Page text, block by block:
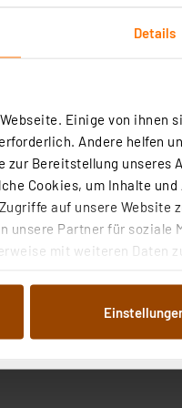
Details
Einige von ihnen
Andere helfen
zur Bereitstellung
Cookies, um Inhalte
auf unsere Website
unsere Partner für
mit weiteren Daten
dargestellten bzw. die
der einzelnen